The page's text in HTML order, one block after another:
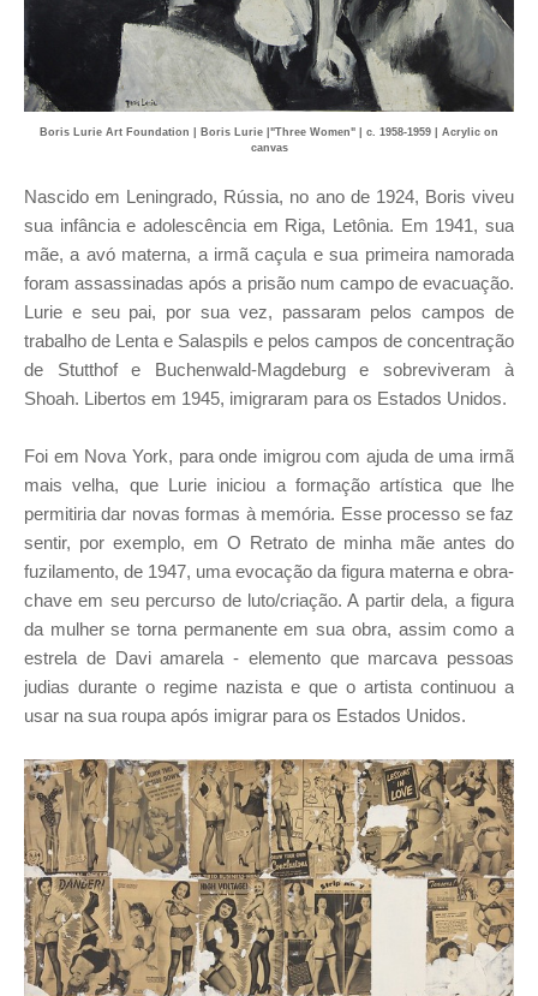
Boris Lurie Art Foundation | Boris Lurie |"Three Women" | c. 1958-1959 | Acrylic on
canvas
Nascido em Leningrado, Rússia, no ano de 1924, Boris viveu
sua infância e adolescência em Riga, Letônia. Em 1941, sua
mãe, a avó materna, a irmã caçula e sua primeira namorada
foram assassinadas após a prisão num campo de evacuação.
Lurie e seu pai, por sua vez, passaram pelos campos de
trabalho de Lenta e Salaspils e pelos campos de concentração
de Stutthof e Buchenwald-Magdeburg e sobreviveram à
Shoah. Libertos em 1945, imigraram para os Estados Unidos.
Foi em Nova York, para onde imigrou com ajuda de uma irmã
mais velha, que Lurie iniciou a formação artística que lhe
permitiria dar novas formas à memória. Esse processo se faz
sentir, por exemplo, em O Retrato de minha mãe antes do
fuzilamento, de 1947, uma evocação da figura materna e obra-
chave em seu percurso de luto/criação. A partir dela, a figura
da mulher se torna permanente em sua obra, assim como a
estrela de Davi amarela - elemento que marcava pessoas
judias durante o regime nazista e que o artista continuou a
usar na sua roupa após imigrar para os Estados Unidos.